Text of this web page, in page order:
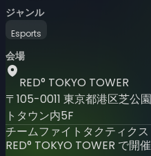
ジャンル
Esports
会場
RED° TOKYO TOWER
〒105-0011 東京都港区芝公
トタウン内5F
チームファイトタクティク
RED° TOKYO TOWER で開催